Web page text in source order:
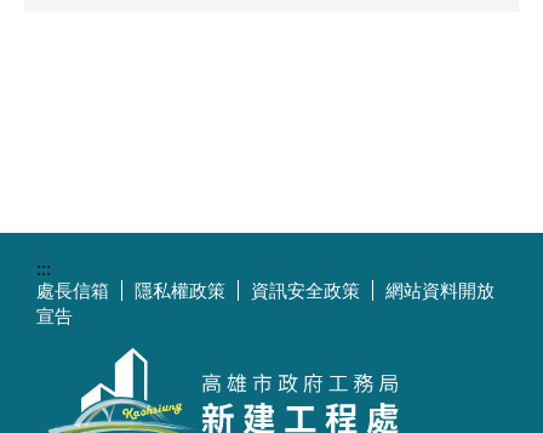
:::
處長信箱
隱私權政策 資訊安全政策
網站資料開放
宣告